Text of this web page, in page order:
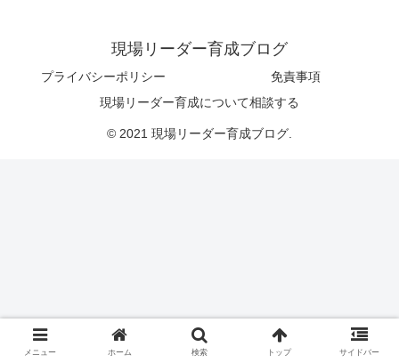
現場リーダー育成ブログ
プライバシーポリシー
免責事項
現場リーダー育成について相談する
© 2021 現場リーダー育成ブログ.
メニュー ホーム 検索 トップ サイドバー